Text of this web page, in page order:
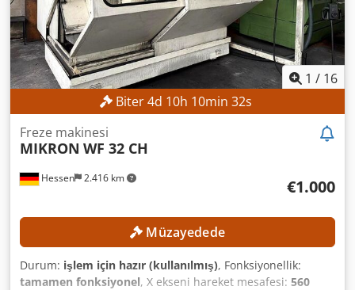
1 / 16
Biter4d 10h 10min 30s
Hessen 2.416 km
Freze makinesi
MIKRON WF 32 CH
€1.000
Müzayedede
Durum: işlem için hazır (kullanılmış), Fonksiyonellik:
tamamen fonksiyonel, X ekseni hareket mesafesi: 560